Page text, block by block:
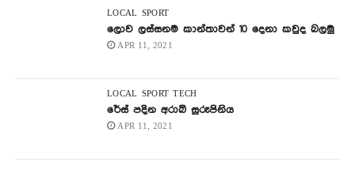
LOCAL SPORT
ලොව ලස්සනම කාන්තාවන් 10 දෙනා කවුද බලමු
APR 11, 2021
LOCAL SPORT TECH
රේස් පදින අරාබි සුරූපිනිය
APR 11, 2021